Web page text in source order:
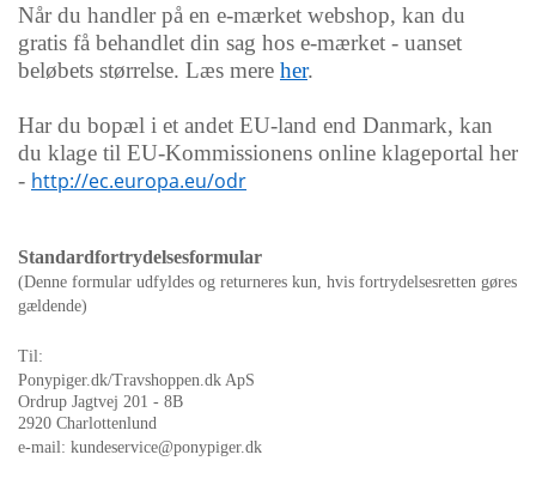
Når du handler på en e-mærket webshop, kan du
gratis få behandlet din sag hos e-mærket - uanset
beløbets størrelse. Læs mere her.
Har du bopæl i et andet EU-land end Danmark, kan
du klage til EU-Kommissionens online klageportal her
- http://ec.europa.eu/odr
Standardfortrydelsesformular
(Denne formular udfyldes og returneres kun, hvis fortrydelsesretten gøres
gældende)
Til:
Ponypiger.dk/Travshoppen.dk ApS
Ordrup Jagtvej 201 - 8B
2920 Charlottenlund
e-mail: kundeservice@ponypiger.dk